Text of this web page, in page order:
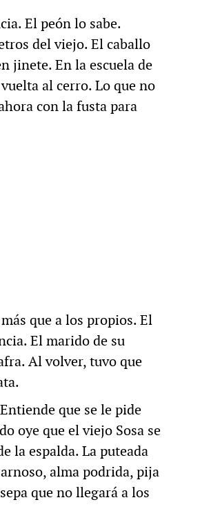
El peón lo sabe.
del viejo. El caballo
jinete. En la escuela de
al cerro. Lo que no
con la fusta para
que a los propios. El
El marido de su
Al volver, tuvo que
que se le pide
oye que el viejo Sosa se
la espalda. La puteada
alma podrida, pija
que no llegará a los